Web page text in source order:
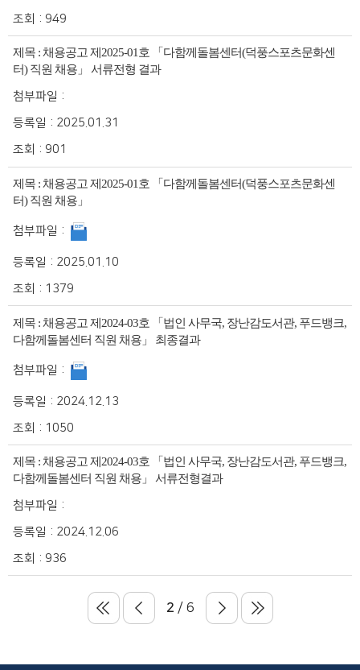
조회 : 949
제목 :채용공고 제2025-01호 「다함께돌봄센터(덕풍스포츠문화센
터) 직원 채용」 서류전형 결과
첨부파일 :
등록일 : 2025.01.31
조회 : 901
제목 : 채용공고 제2025-01호 「다함께돌봄센터(덕풍스포츠문화센
터) 직원 채용」
첨부파일 :
등록일 : 2025.01.10
조회 : 1379
제목 : 채용공고 제2024-03호 「법인 사무국, 장난감도서관, 푸드뱅크,
다함께돌봄센터 직원 채용」 최종결과
첨부파일 :
등록일 : 2024.12.13
조회 : 1050
제목 : 채용공고 제2024-03호 「법인 사무국, 장난감도서관, 푸드뱅크,
다함께돌봄센터 직원 채용」 서류전형결과
첨부파일 :
등록일 : 2024.12.06
조회 : 936
2 / 6